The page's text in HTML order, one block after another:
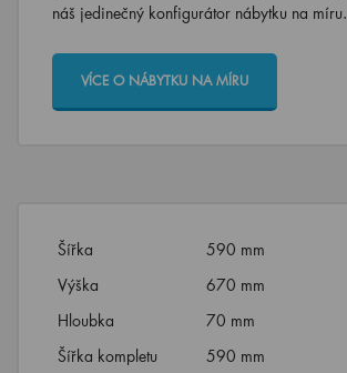
náš jedinečný konfigurátor nábytku na míru.
VÍCE O NÁBYTKU NA MÍRU
Šířka
590 mm
Výška
670 mm
Hloubka
70 mm
Šířka kompletu
590 mm